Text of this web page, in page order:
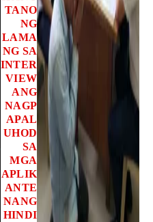
TANO
NG
LAMA
NG SA
INTER
VIEW
ANG
NAGP
APAL
UHOD
SA
MGA
APLIK
ANTE
NANG
HINDI